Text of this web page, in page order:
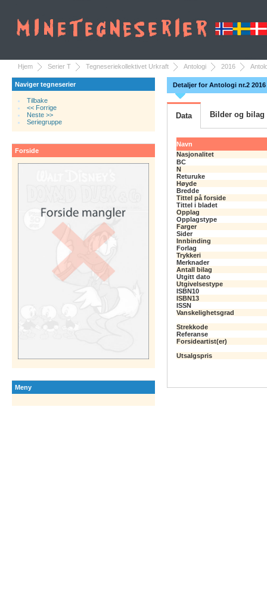
Hjem Serier T Tegneseriekollektivet Urkraft Antologi 2016
Naviger tegneserier
Tilbake
<< Forrige
Neste >>
Seriegruppe
Forside
Meny
Detaljer for Antologi nr.2
Data Bilder og bilag
Navn
Nasjonalitet
BC
N
Returuke
Høyde
Bredde
Tittel på forside
Tittel i bladet
Opplag
Opplagstype
Farger
Sider
Innbinding
Forlag
Trykkeri
Merknader
Antall bilag
Utgitt dato
Utgivelsestype
ISBN10
ISBN13
ISSN
Vanskelighetsgrad
Strekkode
Referanse
Forsideartist(er)
Utsalgspris